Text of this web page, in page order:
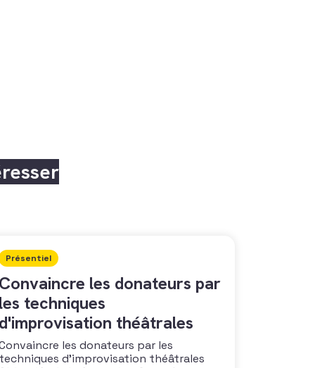
Présentiel
Convaincre les donateurs par
les techniques
d'improvisation théâtrales
les donateurs par les
techniques d’improvisation théâtrales